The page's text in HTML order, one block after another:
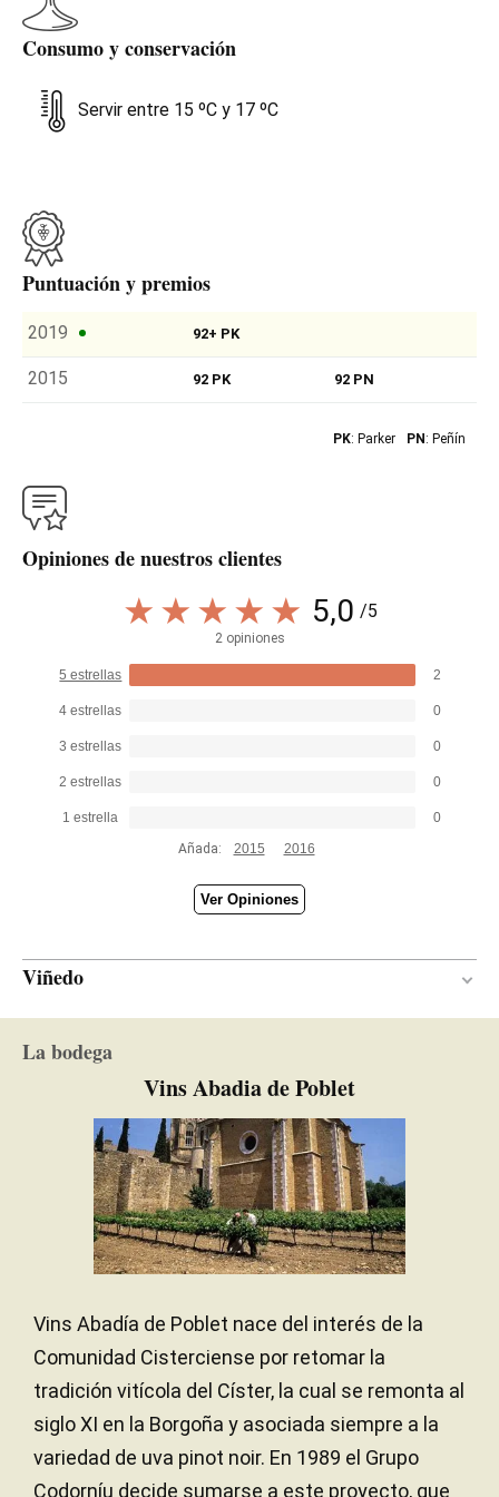
Consumo y conservación
Servir entre 15 ºC y 17 ºC
Puntuación y premios
2019 92+ PK
2015 92 PK 92 PN
PK: Parker PN: Peñín
Opiniones de nuestros clientes
5,0 /5
2 opiniones
5 estrellas 2
4 estrellas 0
3 estrellas 0
2 estrellas 0
1 estrella
0
Añada:
2015 2016
Ver Opiniones
Viñedo
La bodega
Vins Abadia de Poblet
Vins Abadía de Poblet nace del interés de la
Comunidad Cisterciense por retomar la
tradición vitícola del Císter, la cual se remonta al
siglo XI en la Borgoña y asociada siempre a la
variedad de uva pinot noir. En 1989 el Grupo
Codorníu decide sumarse a este proyecto, que